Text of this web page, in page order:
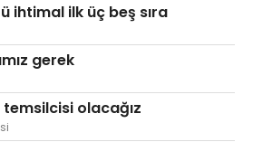
ihtimal ilk üç beş sıra
gerek
olacağız